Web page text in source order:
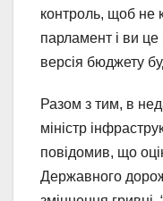
контроль, щоб
парламент і ви це
версія бюджету
Разом з тим, в
міністр
повідомив, що
Державного